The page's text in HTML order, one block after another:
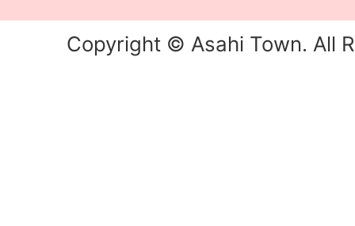
Copyright © Asahi Town. All